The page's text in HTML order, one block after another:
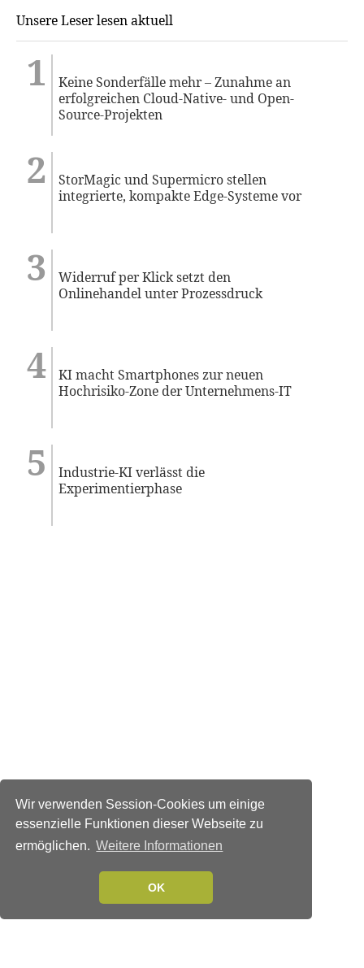
Wir verwenden Session-Cookies um einige
essenzielle Funktionen dieser Webseite zu
ermöglichen. Weitere Informationen
OK
Unsere Leser lesen aktuell
Keine Sonderfälle mehr – Zunahme an
erfolgreichen Cloud-Native- und Open-
Source-Projekten
StorMagic und Supermicro stellen
integrierte, kompakte Edge-Systeme vor
Widerruf per Klick setzt den
Onlinehandel unter Prozessdruck
KI macht Smartphones zur neuen
Hochrisiko-Zone der Unternehmens-IT
Industrie-KI verlässt die
Experimentierphase